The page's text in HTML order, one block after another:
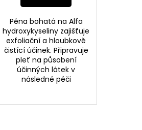
Pěna bohatá na Alfa
hydroxykyseliny zajišťuje
exfoliační a hloubkově
čistící účinek. Připravuje
pleť na působení
účinných látek v
následné péči